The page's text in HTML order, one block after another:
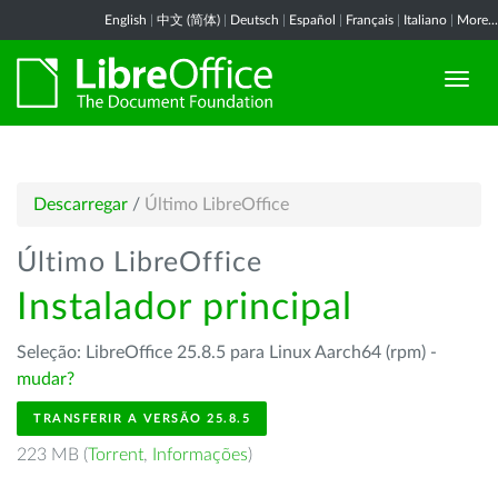
English 中文 (简体) Deutsch Español Français Italiano More...
Descarregar / Último LibreOffice
Último LibreOffice
Instalador principal
Seleção: LibreOffice 25.8.5 para Linux Aarch64 (rpm) -
mudar?
TRANSFERIR A VERSÃO 25.8.5
223 MB (Torrent, Informações)